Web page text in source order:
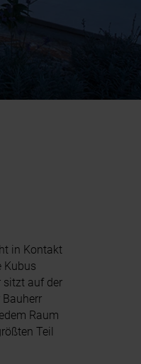
in Kontakt
Kubus
sitzt auf der
Bauherr
Raum
Teil